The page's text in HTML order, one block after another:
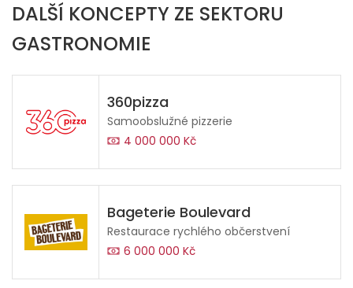
DALŠÍ KONCEPTY ZE SEKTORU
GASTRONOMIE
360pizza
Samoobslužné pizzerie
4 000 000 Kč
Bageterie Boulevard
Restaurace rychlého občerstvení
6 000 000 Kč